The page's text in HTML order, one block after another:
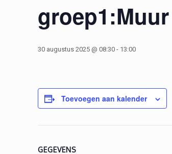
30 augustus 2025 @ 08:30 - 13:00
Toevoegen aan kalender
GEGEVENS